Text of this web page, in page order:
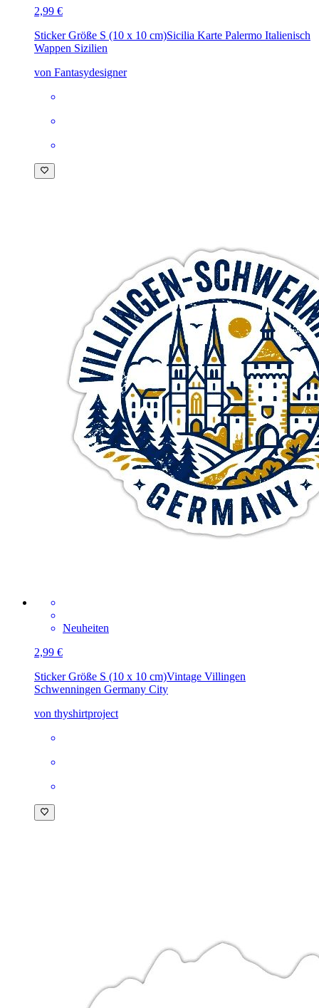
2,99 €
Sticker Größe S (10 x 10 cm)Sicilia Karte Palermo Italienisch
Wappen Sizilien
von Fantasydesigner
Neuheiten
2,99 €
Sticker Größe S (10 x 10 cm)Vintage Villingen
Schwenningen Germany City
von thyshirtproject